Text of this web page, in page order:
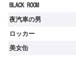
BLACK ROOM
夜汽車の男
ロッカー
美女缶